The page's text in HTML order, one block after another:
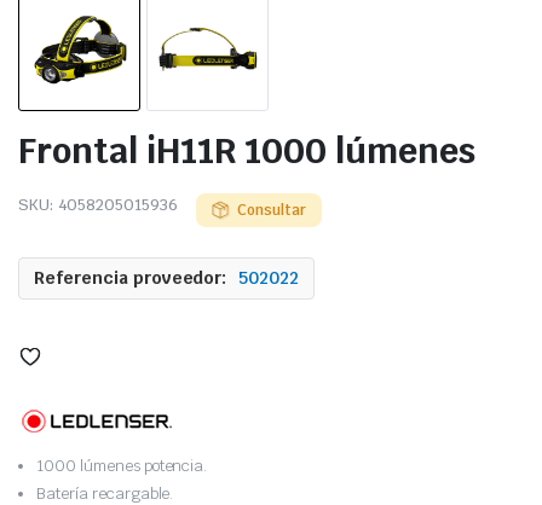
Frontal iH11R 1000 lúmenes
SKU: 4058205015936 Consultar
Referencia proveedor: 502022
1000 lúmenes potencia.
Batería recargable.